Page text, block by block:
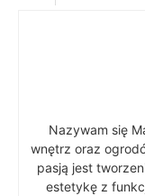
Nazywam się
wnętrz oraz
pasją jest
estetykę z